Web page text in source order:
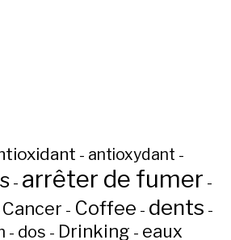
- antioxydant -
- arrêter de fumer -
Cancer - Coffee - dents -
- dos - Drinking - eaux